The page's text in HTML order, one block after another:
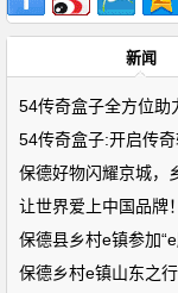
新闻
54传奇盒子全方位助
54传奇盒子:开启传
保德好物闪耀京城，
让世界爱上中国品牌
保德县乡村e镇参加
保德乡村e镇山东之